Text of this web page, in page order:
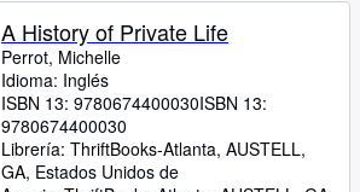
A History of Private Life
Perrot, Michelle
Idioma: Inglés
ISBN 13: 9780674400030ISBN 13:
9780674400030
Librería: ThriftBooks-Atlanta, AUSTELL,
GA, Estados Unidos de